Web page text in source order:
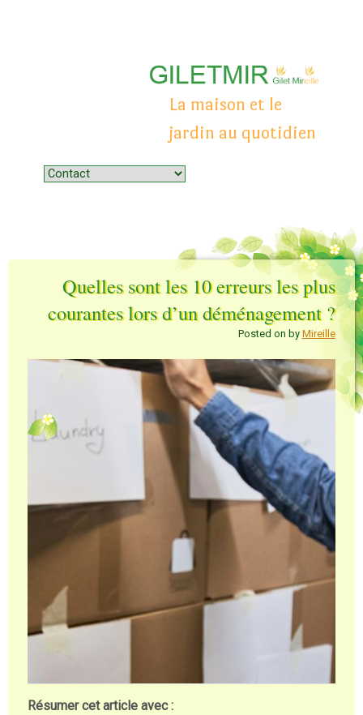
La maison et le
jardin au quotidien
Menu
Skip to content
Quelles sont les 10 erreurs les plus
courantes lors d’un déménagement ?
Posted on by Mireille
Résumer cet article avec :